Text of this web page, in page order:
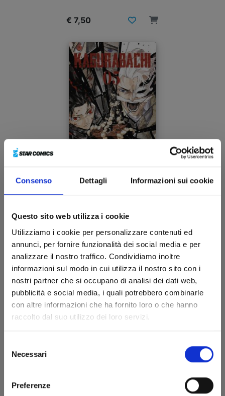
Consenso Dettagli Informazioni sui cookie
Questo sito web utilizza i cookie
Utilizziamo i cookie per personalizzare contenuti ed
annunci, per fornire funzionalità dei social media e per
analizzare il nostro traffico. Condividiamo inoltre
informazioni sul modo in cui utilizza il nostro sito con i
nostri partner che si occupano di analisi dei dati web,
pubblicità e social media, i quali potrebbero combinarle
con altre informazioni che ha fornito loro o che hanno
raccolto dal suo utilizzo dei loro servizi.
delNecessari
Preferenze
€ 7,50
€ 5,50